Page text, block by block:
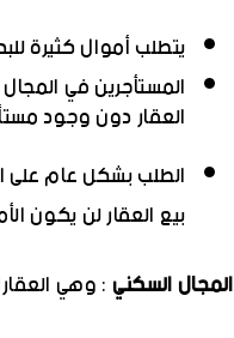
يتطلب أموال كثيرة
المستأجرين في
العقار دون وجود
الطلب بشكل عام على
بيع العقار لن يكون
المجال السكني: وهي